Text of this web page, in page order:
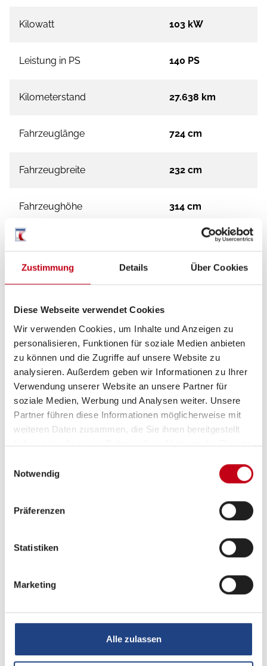
Zustimmung Details Über Cookies
Diese Webseite verwendet Cookies
Wir verwenden Cookies, um Inhalte und Anzeigen zu
personalisieren, Funktionen für soziale Medien anbieten
zu können und die Zugriffe auf unsere Website zu
analysieren. Außerdem geben wir Informationen zu Ihrer
Verwendung unserer Website an unsere Partner für
soziale Medien, Werbung und Analysen weiter. Unsere
Partner führen diese Informationen möglicherweise mit
weiteren Daten zusammen, die Sie ihnen bereitgestellt
haben oder die sie im Rahmen Ihrer Nutzung der Dienste
Notwendig
Präferenzen
Statistiken
Marketing
Alle zulassen
Kilowatt 103 kW
Leistung in PS 140 PS
Kilometerstand 27.638 km
Fahrzeuglänge 724 cm
Fahrzeugbreite 232 cm
Fahrzeughöhe 314 cm
Aufbauart
Kraftstoff
Getriebe Schaltgetriebe
Anzahl der Achsen 2
Antriebsart Frontantrieb
Ausstattung